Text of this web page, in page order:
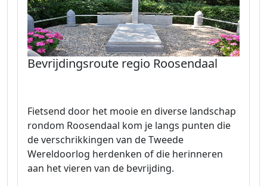
Bevrijdingsroute regio Roosendaal
Fietsend door het mooie en diverse landschap
rondom Roosendaal kom je langs punten die
de verschrikkingen van de Tweede
Wereldoorlog herdenken of die herinneren
aan het vieren van de bevrijding.